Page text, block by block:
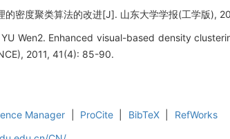
的密度聚类算法的改进[J]. 山东大学学报(工学版),
Wen2. Enhanced visual-based density
2011, 41(4): 85-90.
Manager ProCite BibTeX
RefWorks